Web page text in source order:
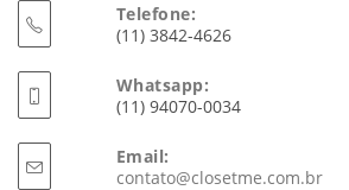
Telefone:
(11) 3842-4626
Whatsapp:
(11) 94070-0034
Email:
contato@closetme.com.brAbre